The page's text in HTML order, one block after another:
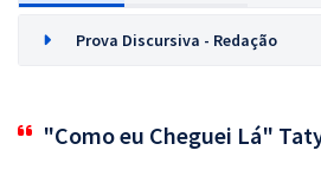
Prova Discursiva - Redação
"Como eu Cheguei Lá"